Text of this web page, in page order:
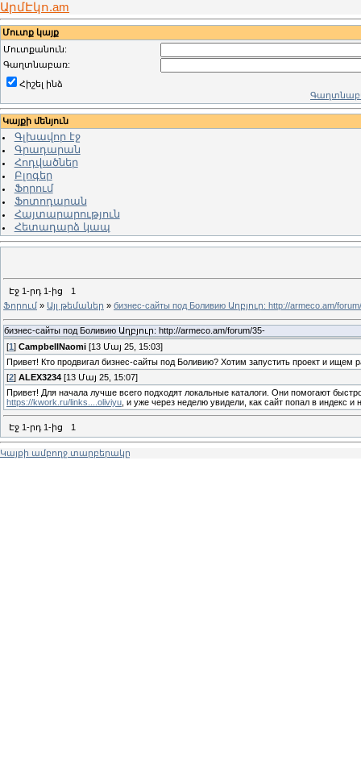
ԱրմԷկո.am
Մուտք կայք
Մուտքանուն:
Գաղտնաբառ:
Հիշել ինձ
Կայքի մենյուն
Գլխավոր էջ
Գրադարան
Հոդվածներ
Բլոգեր
Ֆորում
Ֆոտոդարան
Հայտարարություն
Հետադարձ կապ
Էջ 1-րդ 1-ից
1
Ֆորում » Այլ թեմաներ » бизнес-сайты под Боливию Աղբյուր: http://armeco.am/
бизнес-сайты под Боливию Աղբյուր: http://armeco.am/forum/35-
[1 ] CampbellNaomi [13 Մայ 25, 15:03]
Привет! Кто продвигал бизнес-сайты под Боливию? Хотим запустить проект и ищем
[2] ALEX3234 [13 Մայ 25, 15:07]
Привет! Для начала лучше всего подходят локальные каталоги. Они помогают
https://kwork.ru/links....oliviyu , и уже через неделю увидели, как сайт попал в индекс
Էջ 1-րդ 1-ից 1
Կայքի ամբողջ տարբերակը